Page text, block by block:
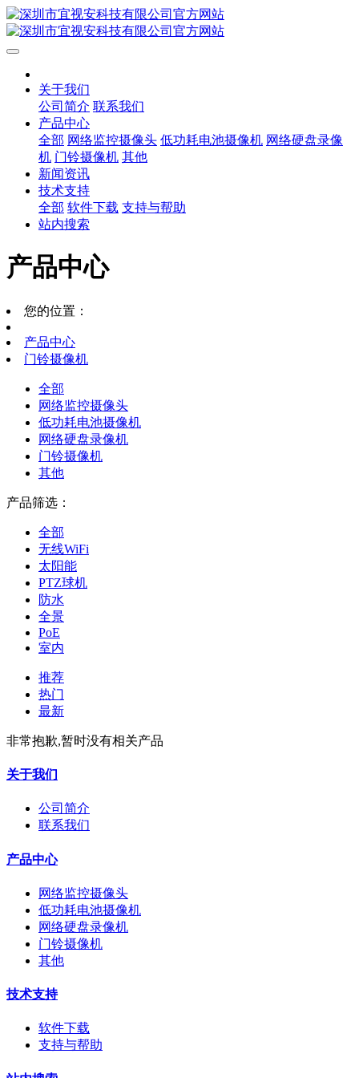
关于我们
公司简介 联系我们
产品中心
全部 网络监控摄像头 低功耗电池摄像机 网络硬盘录像
机 门铃摄像机 其他
新闻资讯
技术支持
全部 软件下载 支持与帮助
站内搜索
产品中心
您的位置：
产品中心
门铃摄像机
全部
网络监控摄像头
低功耗电池摄像机
网络硬盘录像机
门铃摄像机
其他
产品筛选：
全部
无线WiFi
太阳能
PTZ球机
防水
全景
PoE
室内
推荐
热门
最新
非常抱歉,暂时没有相关产品
关于我们
公司简介
联系我们
产品中心
网络监控摄像头
低功耗电池摄像机
网络硬盘录像机
门铃摄像机
其他
技术支持
软件下载
支持与帮助